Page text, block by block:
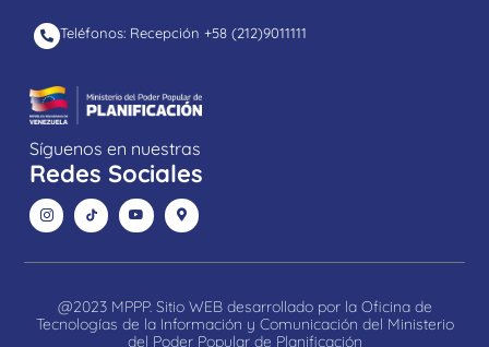
Teléfonos: Recepción +58 ​(212)9011111
Síguenos en nuestras
Redes Sociales
@2023 MPPP. Sitio WEB desarrollado por la Oficina de
Tecnologías de la Información y Comunicación del Ministerio
del Poder Popular de Planificación